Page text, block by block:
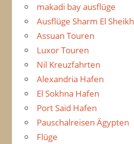
makadi bay ausflüge
Ausflüge Sharm El Sheikh
Assuan Touren
Luxor Touren
Nil Kreuzfahrten
Alexandria Hafen
El Sokhna Hafen
Port Said Hafen
Pauschalreisen Ägypten
Flüge